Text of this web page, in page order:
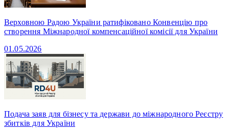
Верховною Радою України ратифіковано Конвенцію про
створення Міжнародної компенсаційної комісії для України
01.05.2026
Подача заяв для бізнесу та держави до міжнародного Реєстру
збитків для України